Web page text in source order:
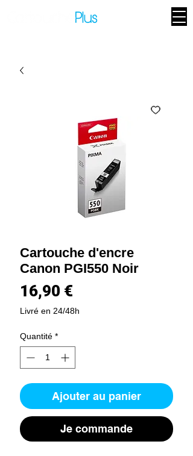
Cartouche d'encre
Canon PGI550 Noir
16,90 €
Livré en 24/48h
Quantité *
Ajouter au panier
Je commande